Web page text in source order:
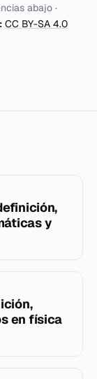
abajo ·
CC BY-SA 4.0
y
en física